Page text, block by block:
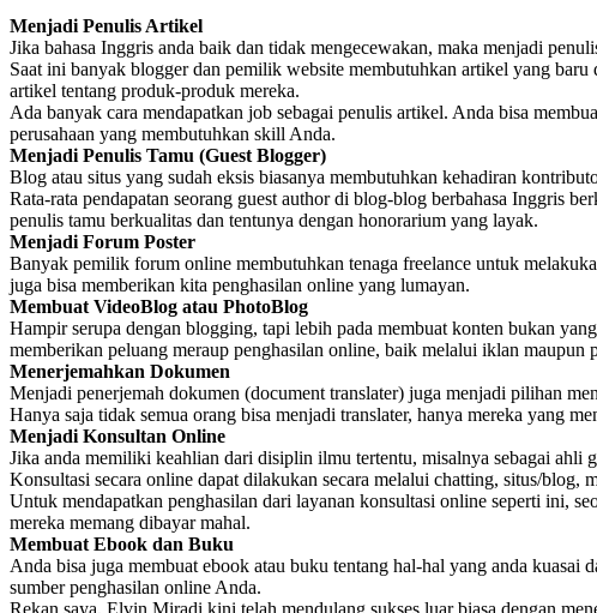
Menjadi Penulis Artikel
Jika bahasa Inggris anda baik dan tidak mengecewakan, maka menjadi
Saat ini banyak blogger dan pemilik website membutuhkan artikel yang
artikel tentang produk-produk mereka.
Ada banyak cara mendapatkan job sebagai penulis artikel. Anda bisa
perusahaan yang membutuhkan skill Anda.
Menjadi Penulis Tamu (Guest Blogger)
Blog atau situs yang sudah eksis biasanya membutuhkan kehadiran
Rata-rata pendapatan seorang guest author di blog-blog berbahasa Inggris
penulis tamu berkualitas dan tentunya dengan honorarium yang layak.
Menjadi Forum Poster
Banyak pemilik forum online membutuhkan tenaga freelance untuk
juga bisa memberikan kita penghasilan online yang lumayan.
Membuat VideoBlog atau PhotoBlog
Hampir serupa dengan blogging, tapi lebih pada membuat konten bukan
memberikan peluang meraup penghasilan online, baik melalui iklan maupun
Menerjemahkan Dokumen
Menjadi penerjemah dokumen (document translater) juga menjadi pilihan
Hanya saja tidak semua orang bisa menjadi translater, hanya mereka yang
Menjadi Konsultan Online
Jika anda memiliki keahlian dari disiplin ilmu tertentu, misalnya sebagai ahli
Konsultasi secara online dapat dilakukan secara melalui chatting, situs/
Untuk mendapatkan penghasilan dari layanan konsultasi online seperti ini,
mereka memang dibayar mahal.
Membuat Ebook dan Buku
Anda bisa juga membuat ebook atau buku tentang hal-hal yang anda
sumber penghasilan online Anda.
Rekan saya, Elvin Miradi kini telah mendulang sukses luar biasa dengan